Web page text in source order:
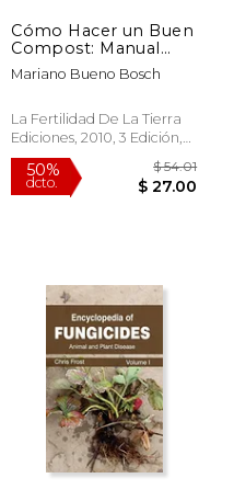
dcto.
Cómo Hacer un Buen
Compost: Manual
Para Horticultores
Ecológicos
Mariano Bueno Bosch
La Fertilidad De La Tierra
Ediciones, 2010, 3 Edición,
Tapa Blanda, Nuevo